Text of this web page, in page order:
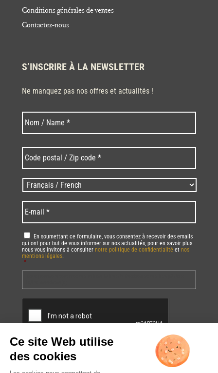
Conditions générales de ventes
Contactez-nous
S’INSCRIRE À LA NEWSLETTER
Ne manquez pas nos offres et actualités !
Nom * Nom
postal
/
Zip
code
* *
Langues
/
Language *
mail *
RGPD *
En soumettant ce formulaire, vous consentez à recevoir des emails
qui ont pour but de vous informer sur nos actualités, pour en savoir plus
nous vous invitons à consulter notre politique de confidentialité et nos
mentions légales.
*